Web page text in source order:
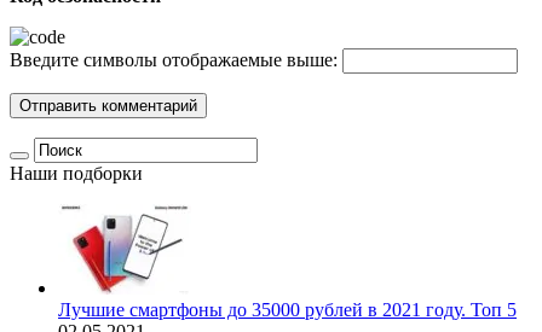
Введите символы отображаемые выше:
Наши подборки
Лучшие смартфоны до 35000 рублей в 2021 году. Топ 5